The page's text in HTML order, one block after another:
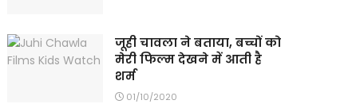
जूही चावला ने बताया, बच्चों को
मेरी फिल्म देखने में आती है
शर्म
01/10/2020